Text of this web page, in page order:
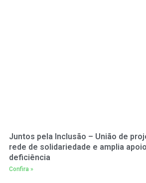
Juntos pela Inclusão – União de
rede de solidariedade e amplia
deficiência
Confira »